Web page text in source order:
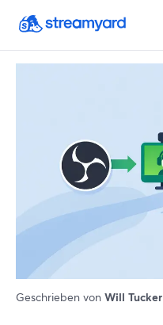
Geschrieben von Will Tucker